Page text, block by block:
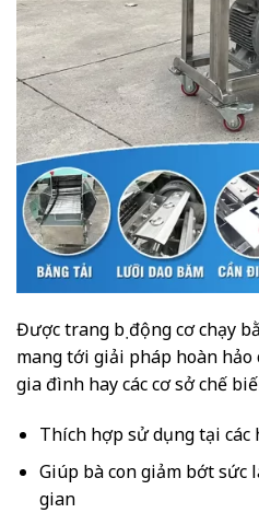
Được trang bị động cơ chạy
mang tới giải pháp hoàn
gia đình hay các cơ sở chế
Thích hợp sử dụng tại
Giúp bà con giảm bớt
gian